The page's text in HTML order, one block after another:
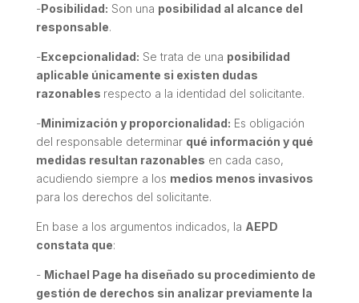
-Posibilidad: Son una posibilidad al alcance del
responsable.
-Excepcionalidad: Se trata de una posibilidad
aplicable únicamente si existen dudas
razonables respecto a la identidad del solicitante.
-Minimización y proporcionalidad: Es obligación
del responsable determinar qué información y qué
medidas resultan razonables en cada caso,
acudiendo siempre a los medios menos invasivos
para los derechos del solicitante.
En base a los argumentos indicados, la AEPD
constata que:
- Michael Page ha diseñado su procedimiento de
gestión de derechos sin analizar previamente la